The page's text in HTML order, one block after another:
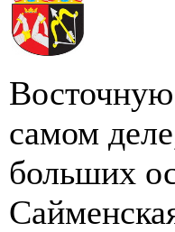
самом
больших